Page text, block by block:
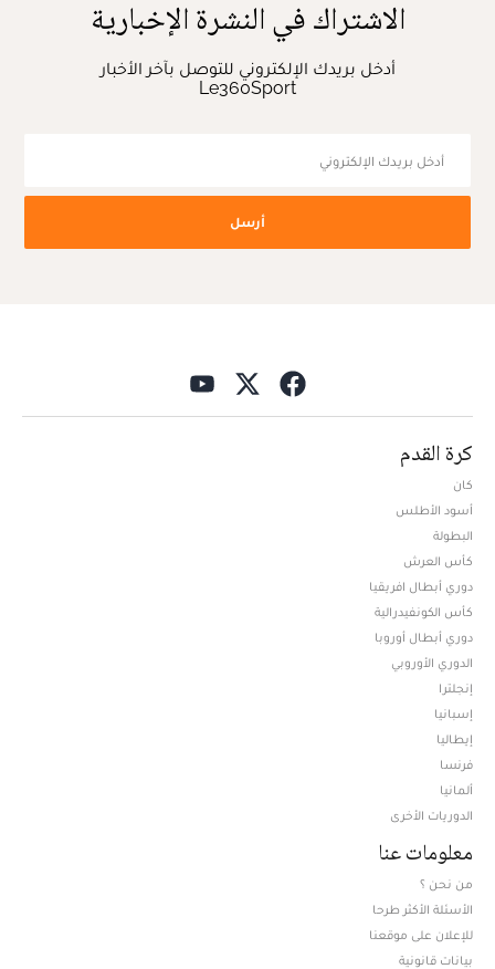
الاشتراك في النشرة الإخبارية
أدخل بريدك الإلكتروني للتوصل بآخر الأخبار
Le360Sport
أرسل
كرة القدم
كان
أسود الأطلس
البطولة
كأس العرش
دوري أبطال افريقيا
كأس الكونفيدرالية
دوري أبطال أوروبا
الدوري الأوروبي
إنجلترا
إسبانيا
إيطاليا
فرنسا
ألمانيا
الدوريات الأخرى
معلومات عنا
من نحن ؟
الأسئلة الأكثر طرحا
للإعلان على موقعنا
بيانات قانونية